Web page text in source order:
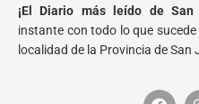
¡El Diario más leído de San
instante con todo lo que
localidad de la Provincia de San